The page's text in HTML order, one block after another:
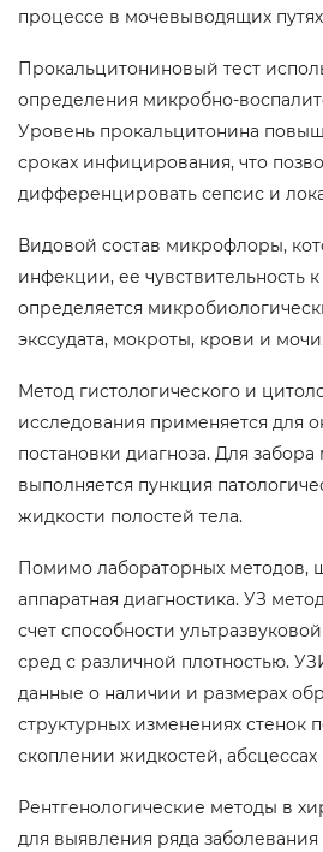
процессе в мочевыводящих
Прокальцитониновый тест
определения микробно-
Уровень прокальцитонина
сроках инфицирования, что
дифференцировать сепсис и
Видовой состав микрофлоры,
инфекции, ее чувствительность
определяется
экссудата, мокроты, крови и мочи.
Метод гистологического и
исследования применяется для
постановки диагноза. Для забора
выполняется пункция
жидкости полостей тела.
Помимо лабораторных методов,
аппаратная диагностика. УЗ
счет способности
сред с различной плотностью.
данные о наличии и размерах
структурных изменениях стенок
скоплении жидкостей, абсцессах
Рентгенологические методы в
для выявления ряда